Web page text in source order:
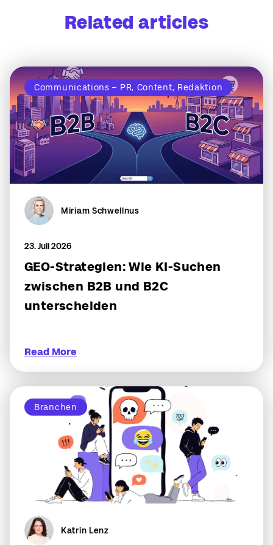
Related articles
Communications – PR, Content, Redaktion
Miriam Schwellnus
23. Juli 2026
GEO-Strategien: Wie KI-Suchen
zwischen B2B und B2C
unterscheiden
Read More
Branchen
Katrin Lenz